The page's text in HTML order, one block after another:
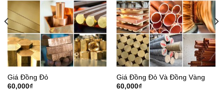
Giá Đồng Đỏ
60,000₫
Giá Đồng Đỏ Và Đồng Vàng
60,000₫